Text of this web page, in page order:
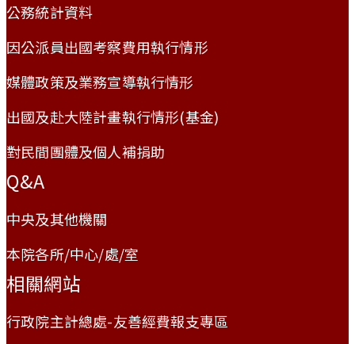
公務統計資料
因公派員出國考察費用執行情形
媒體政策及業務宣導執行情形
出國及赴大陸計畫執行情形(基金)
對民間團體及個人補捐助
Q&A
中央及其他機關
本院各所/中心/處/室
相關網站
行政院主計總處-友善經費報支專區